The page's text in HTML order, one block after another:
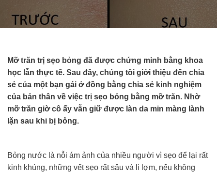
Mỡ trăn trị sẹo bỏng đã được chứng minh bằng khoa
học lẫn thực tế. Sau đây, chúng tôi giới thiệu đến chia
sẻ của một bạn gái ở đồng bằng chia sẻ kinh nghiệm
của bản thân về việc trị sẹo bỏng bằng mỡ trăn. Nhờ
mỡ trăn giờ cô ấy vẫn giữ được làn da min màng lành
lặn sau khi bị bỏng.
Bỏng nước là nỗi ám ảnh của nhiều người vì sẹo để lại rất
kinh khủng, những vết sẹo rất sâu và lì lợm, nếu không